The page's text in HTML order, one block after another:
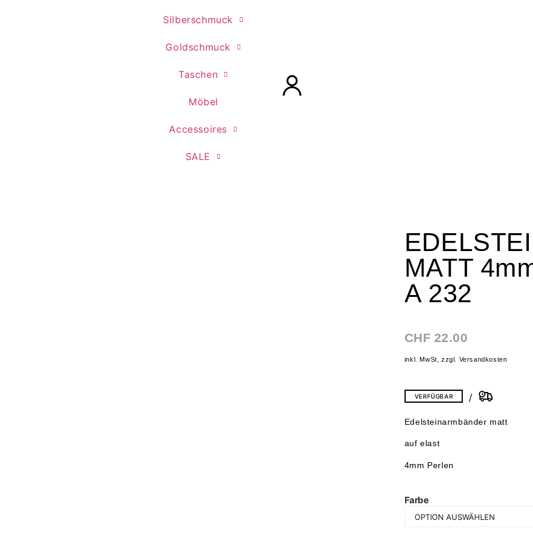
Silberschmuck
Goldschmuck
Taschen
Möbel
Accessoires
SALE
MATT
A 232
CHF 22.00
inkl. MwSt, zzgl. Versandkosten
VERFÜGBAR
Edelsteinarmbänder matt
auf elast
4mm Perlen
Farbe